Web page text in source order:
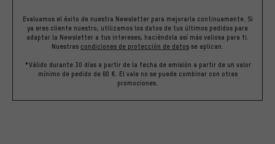
Evaluamos el éxito de nuestra Newsletter para mejorarla continuamente. Si
ya eres cliente nuestro, utilizamos los datos de tus últimos pedidos para
adaptar la Newsletter a tus intereses, haciéndola así más valiosa para ti.
Nuestras condiciones de protección de datos se aplican.
*Válido durante 30 días a partir de la fecha de emisión a partir de un valor
mínimo de pedido de 60 €. El vale no se puede combinar con otras
promociones.